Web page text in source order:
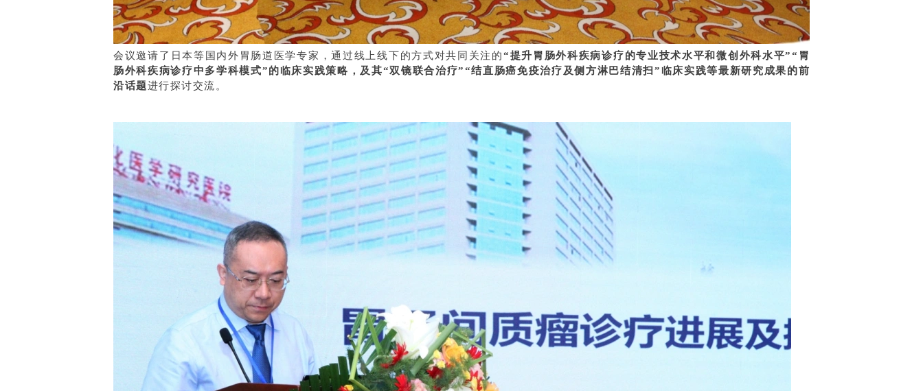
会议邀请了日本等国内外胃肠道医学专家，通过线上线下的方式对共同关注的“提升胃肠外科疾病诊疗的专业技术水平和微创外科水平”“胃
肠外科疾病诊疗中多学科模式”的临床实践策略，及其“双镜联合治疗”“结直肠癌免疫治疗及侧方淋巴结清扫”临床实践等最新研究成果的前
沿话题进行探讨交流。